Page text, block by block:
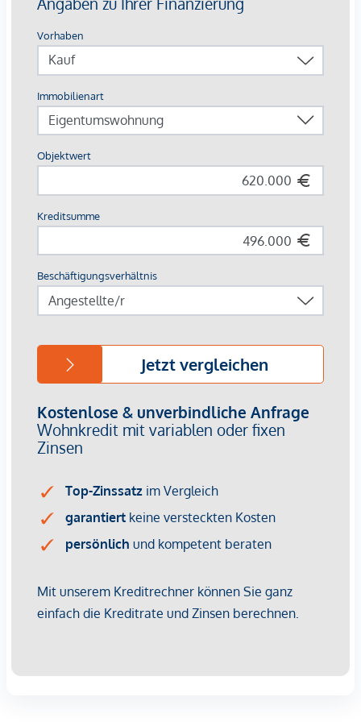
Die Wohnungen sind teilweise bis Ende 2029 befristet
vermietet.
Kaufpreis
von € 36.800,- zzgl. 20 % USt.
Die monatliche Nettomiete für die Wohnung beträgt EUR
Wir weisen darauf hin, dass zwischen dem Vermittler und
dem zu vermittelnden Dritten ein familiäres oder
wirtschaftliches Naheverhältnis besteht.
*Der Vertrag kommt nicht mit der INFINA Credit Broker
Immobilienunternehmen angeboten. Allfällige aus dem
Vertragsabschluss resultierende Rechte sind ausschließlich
gegenüber dem anbietenden Immobilienunternehmen
geltend zu machen. Wir weisen Sie darauf hin, dass die
gemachten Angaben und Informationen lediglich
unverbindliche Vorabinformationen sind und daher ohne